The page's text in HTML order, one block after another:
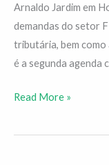
Arnaldo Jardim em
demandas do setor
tributária, bem como
é a segunda agenda
da
Agropecuária
Read More »